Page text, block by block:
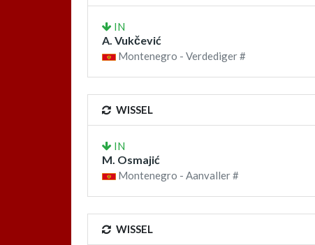
IN
A. Vukčević
Montenegro - Verdediger #
WISSEL
IN
M. Osmajić
Montenegro - Aanvaller #
WISSEL